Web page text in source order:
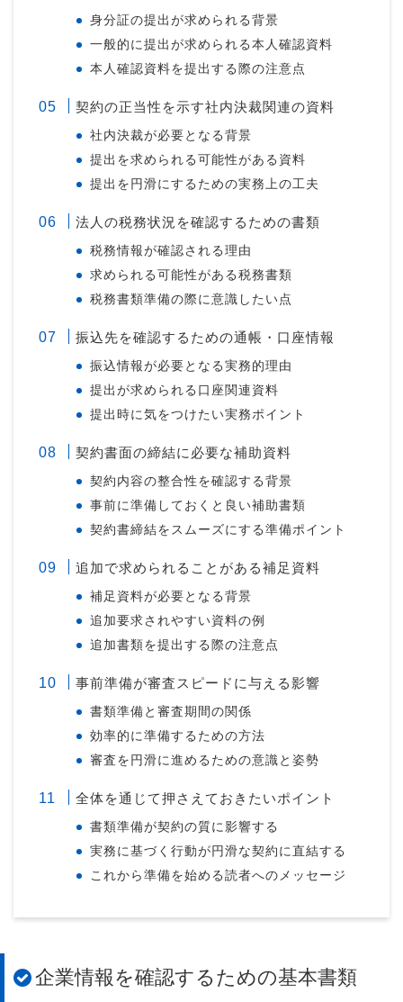
身分証の提出が求められる背景
一般的に提出が求められる本人確認資料
本人確認資料を提出する際の注意点
契約の正当性を示す社内決裁関連の資料
社内決裁が必要となる背景
提出を求められる可能性がある資料
提出を円滑にするための実務上の工夫
法人の税務状況を確認するための書類
税務情報が確認される理由
求められる可能性がある税務書類
税務書類準備の際に意識したい点
振込先を確認するための通帳・口座情報
振込情報が必要となる実務的理由
提出が求められる口座関連資料
提出時に気をつけたい実務ポイント
契約書面の締結に必要な補助資料
契約内容の整合性を確認する背景
事前に準備しておくと良い補助書類
契約書締結をスムーズにする準備ポイント
追加で求められることがある補足資料
補足資料が必要となる背景
追加要求されやすい資料の例
追加書類を提出する際の注意点
事前準備が審査スピードに与える影響
書類準備と審査期間の関係
効率的に準備するための方法
審査を円滑に進めるための意識と姿勢
全体を通じて押さえておきたいポイント
書類準備が契約の質に影響する
実務に基づく行動が円滑な契約に直結する
これから準備を始める読者へのメッセージ
企業情報を確認するための基本書類